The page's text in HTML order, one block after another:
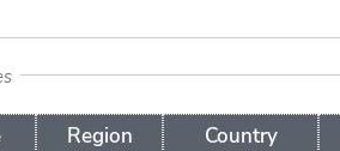
Region Country